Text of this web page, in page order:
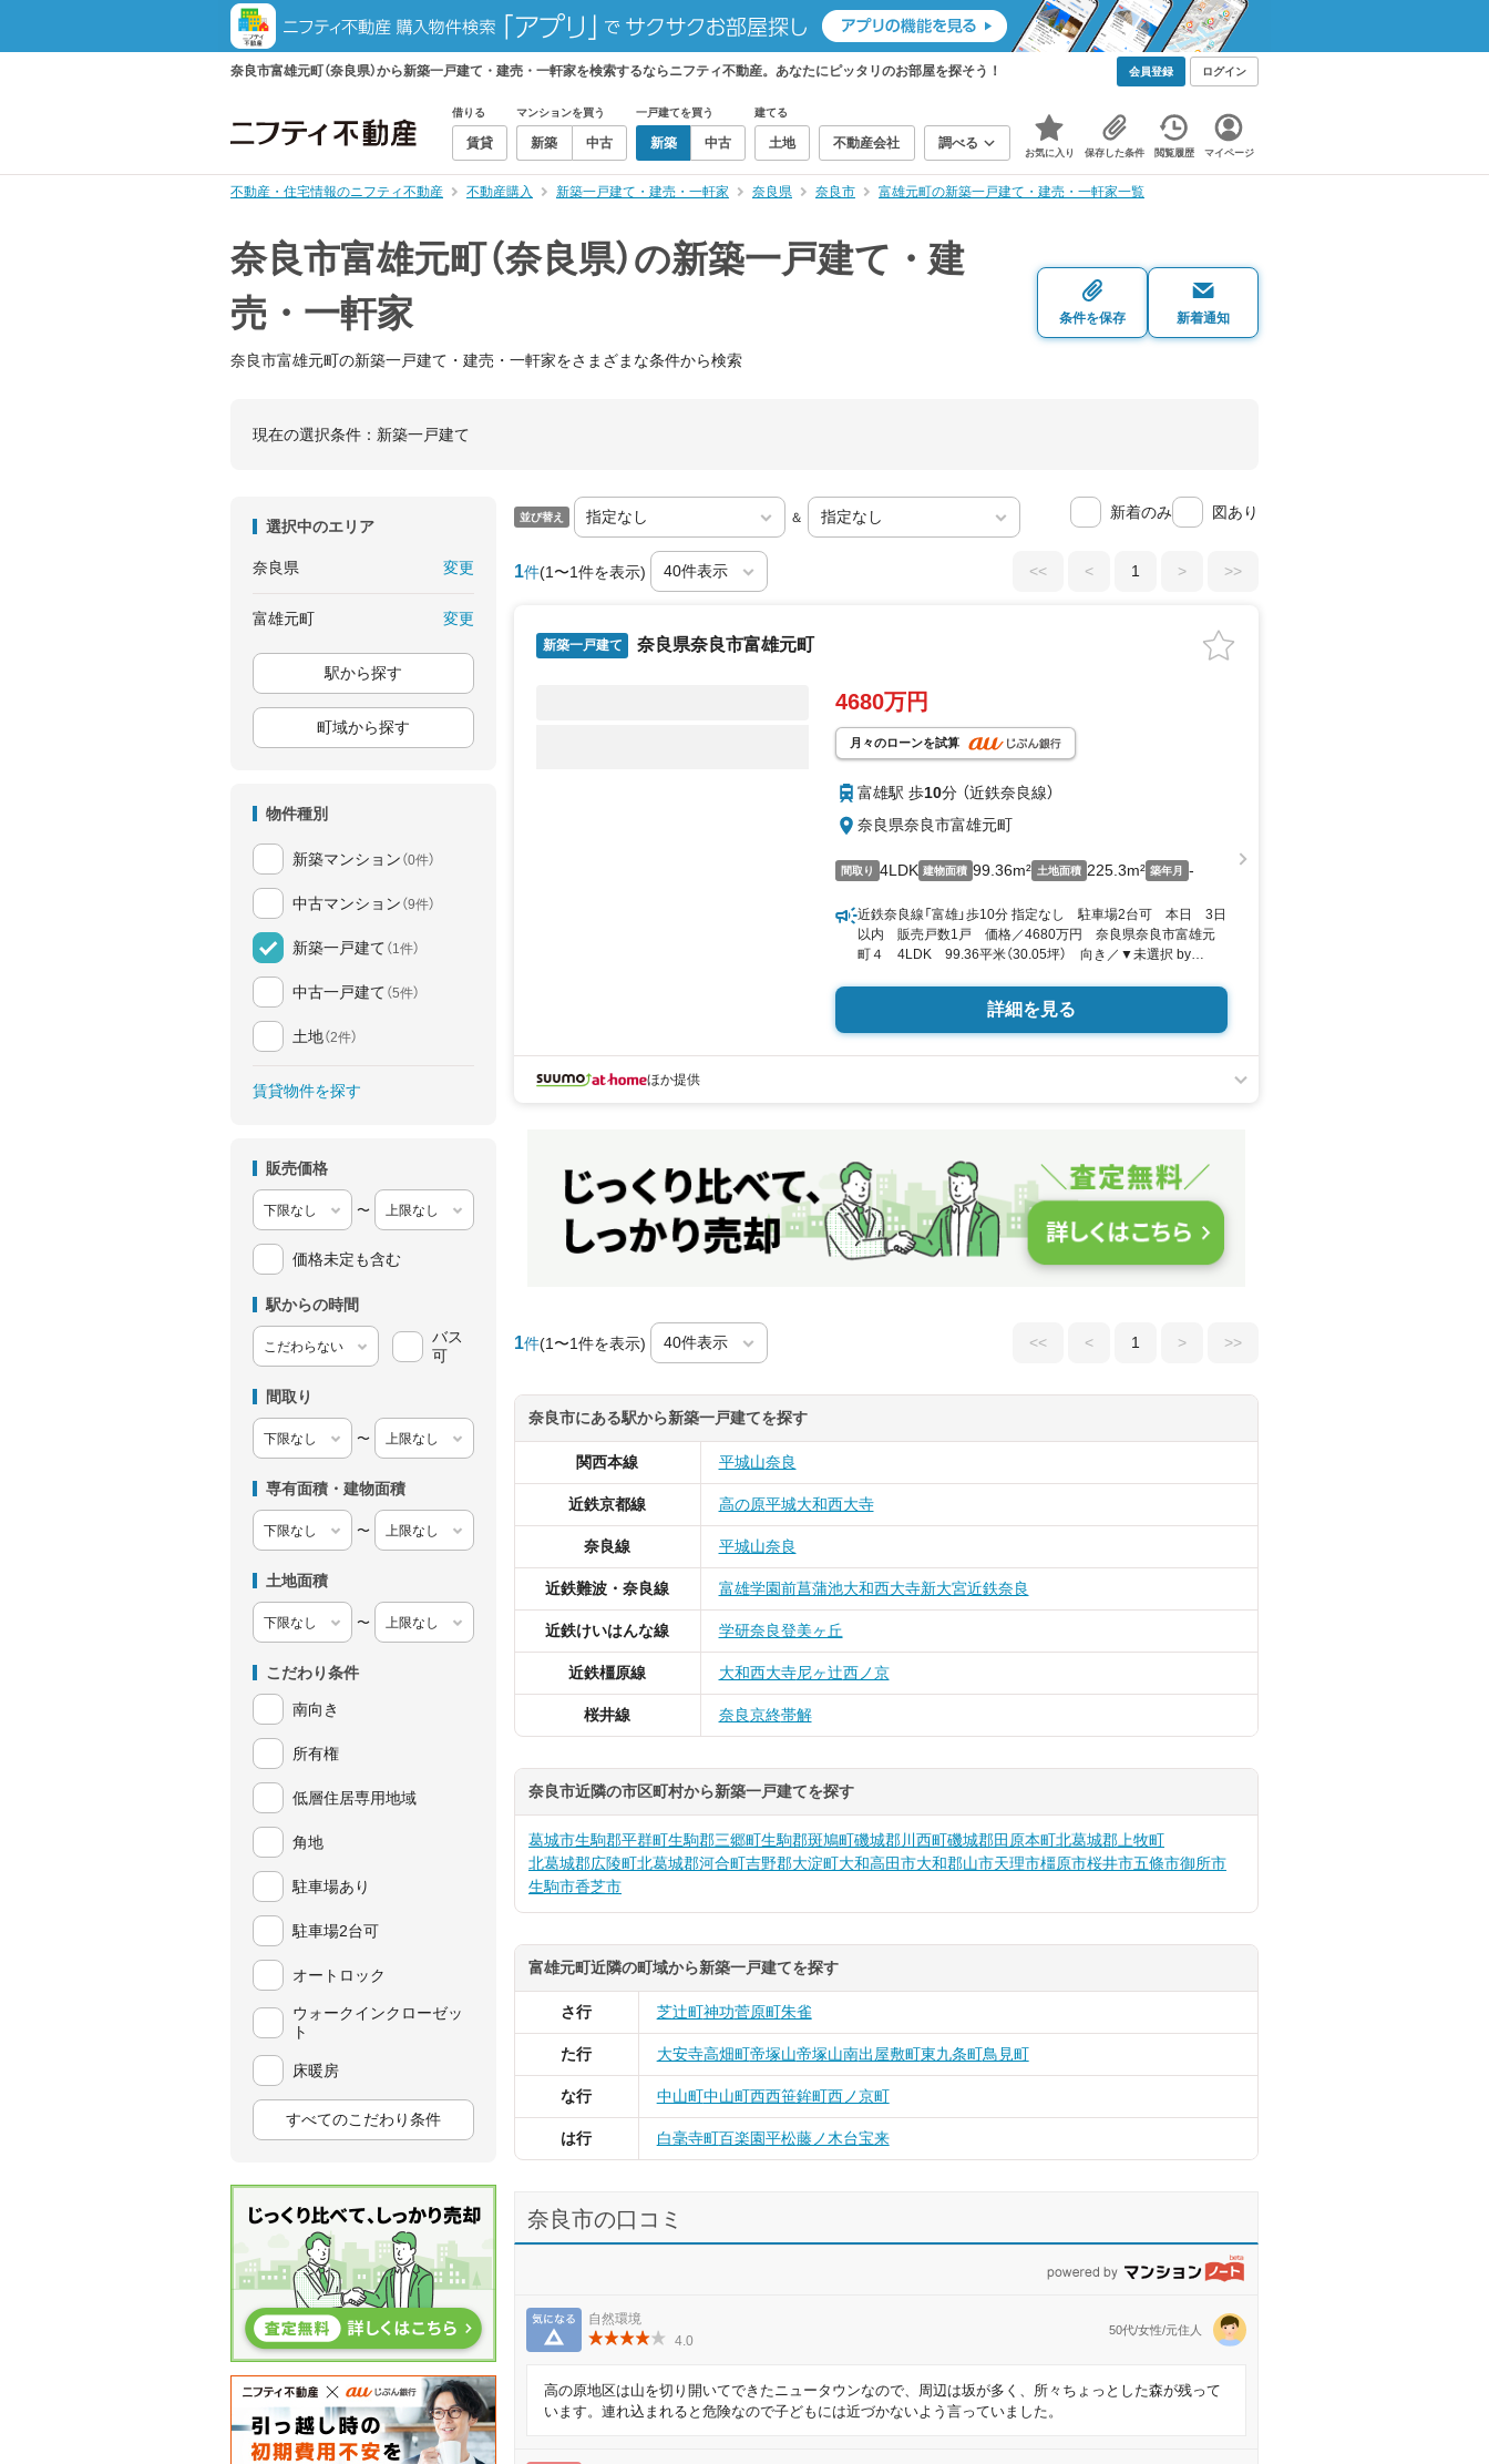
奈良市富雄元町（奈良県）から新築一戸建て・建売・一軒家を検索するならニフティ不動産。あなたにピッタリのお部屋を探そう！ 会員登録 ログイン
借りる
賃貸
マンションを買う
新築 中古
一戸建てを買う
新築 中古
建てる
土地 不動産会社 調べる
お気に入り 保存した条件 閲覧履歴 マイページ
不動産・住宅情報のニフティ不動産 不動産購入 新築一戸建て・建売・一軒家 奈良県 奈良市 富雄元町の新築一戸建て・建売・一軒家一覧
奈良市富雄元町（奈良県）の新築一戸建て・建
売・一軒家
奈良市富雄元町の新築一戸建て・建売・一軒家をさまざまな条件から検索
条件を保存 新着通知
現在の選択条件： 新築一戸建て
選択中のエリア
奈良県 変更
富雄元町 変更
駅から探す
町域から探す
物件種別
新築マンション （0件）
中古マンション （9件）
新築一戸建て （1件）
中古一戸建て （5件）
土地（2件）
賃貸物件を探す
販売価格
〜
価格未定も含む
駅からの時間
バス
可
間取り
〜
専有面積・建物面積
〜
土地面積
〜
こだわり条件
南向き
所有権
低層住居専用地域
角地
駐車場あり
駐車場2台可
オートロック
ウォークインクローゼッ
ト
床暖房
すべてのこだわり条件
並び替え ＆ 新着のみ 図あり
1件(1〜1件を表示) << < 1 > >>
新築一戸建て 奈良県奈良市富雄元町
4680万円
月々のローンを試算
富雄駅 歩10分 （近鉄奈良線）
奈良県奈良市富雄元町
間取り 4LDK 建物面積 99.36m² 土地面積 225.3m² 築年月 -
近鉄奈良線「富雄」歩10分 指定なし 駐車場2台可 本日 3日
以内 販売戸数1戸 価格／4680万円 奈良県奈良市富雄元
町４ 4LDK 99.36平米（30.05坪） 向き／▼未選択 by
詳細を見る
ほか提供
1件(1〜1件を表示) << < 1 > >>
奈良市にある駅から新築一戸建てを探す
関西本線 平城山奈良
近鉄京都線 高の原平城大和西大寺
奈良線 平城山奈良
近鉄難波・奈良線 富雄学園前菖蒲池大和西大寺新大宮近鉄奈良
近鉄けいはんな線 学研奈良登美ヶ丘
近鉄橿原線 大和西大寺尼ヶ辻西ノ京
桜井線 奈良京終帯解
奈良市近隣の市区町村から新築一戸建てを探す
葛城市生駒郡平群町生駒郡三郷町生駒郡斑鳩町磯城郡川西町磯城郡田原本町北葛城郡上牧町
北葛城郡広陵町北葛城郡河合町吉野郡大淀町大和高田市大和郡山市天理市橿原市桜井市五條市御所市
生駒市香芝市
富雄元町近隣の町域から新築一戸建てを探す
さ行 芝辻町神功菅原町朱雀
た行 大安寺高畑町帝塚山帝塚山南出屋敷町東九条町鳥見町
な行 中山町中山町西西笹鉾町西ノ京町
は行 白毫寺町百楽園平松藤ノ木台宝来
奈良市の口コミ
気になる
自然環境
4.0
50代/女性/元住人
高の原地区は山を切り開いてできたニュータウンなので、周辺は坂が多く、所々ちょっとした森が残って
います。連れ込まれると危険なので子どもには近づかないよう言っていました。